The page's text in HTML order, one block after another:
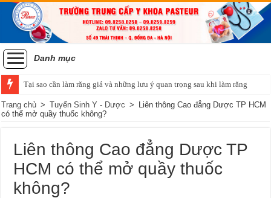
Danh mục
Tại sao cần làm răng giả và những lưu ý quan trọng sau khi làm răng
Trang chủ > Tuyển Sinh Y - Dược > Liên thông Cao đẳng Dược TP HCM
có thể mở quầy thuốc không?
Liên thông Cao đẳng Dược TP
HCM có thể mở quầy thuốc
không?